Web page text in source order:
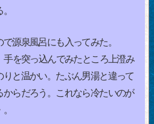
源泉風呂にも入ってみた。
を突っ込んでみたところ上澄み
と温かい。たぶん男湯と違って
らだろう。これなら冷たいのが